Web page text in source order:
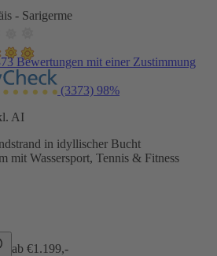
- Sarigerme
Bewertungen mit einer Zustimmung
(3373) 98%
AI
in idyllischer Bucht
mit Wassersport, Tennis & Fitness
ab €1.199,-